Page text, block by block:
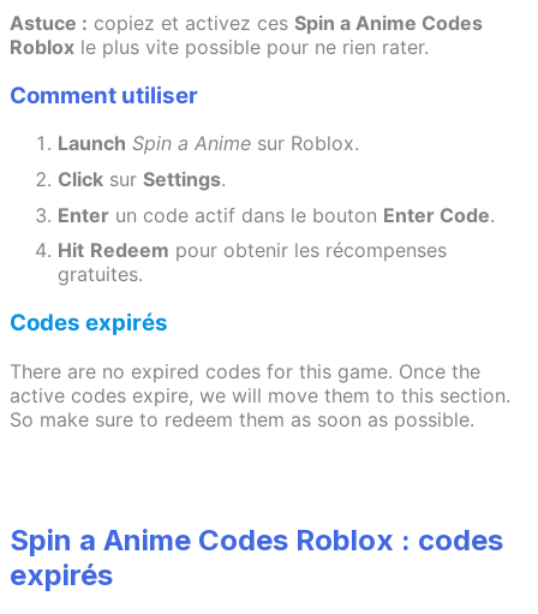
Astuce : copiez et activez ces Spin a Anime Codes
Roblox le plus vite possible pour ne rien rater.
Comment utiliser
Launch Spin a Anime sur Roblox.
Click sur Settings.
Enter un code actif dans le bouton Enter Code.
Hit Redeem pour obtenir les récompenses
gratuites.
Codes expirés
There are no expired codes for this game. Once the
active codes expire, we will move them to this section.
So make sure to redeem them as soon as possible.
Spin a Anime Codes Roblox : codes
expirés